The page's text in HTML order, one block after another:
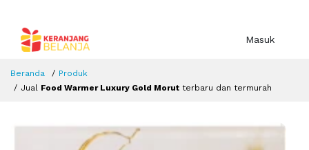
Masuk
Beranda
Produk
Jual Food Warmer Luxury Gold Morut terbaru dan termurah